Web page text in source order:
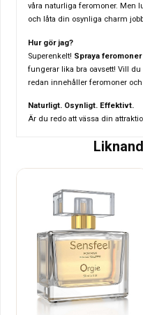
våra naturliga feromoner. Men
och låta din osynliga charm
Hur gör jag?
Superenkelt! Spraya
fungerar lika bra oavsett! Vill
redan innehåller feromoner
Naturligt. Osynligt. Effektivt.
Är du redo att vässa din